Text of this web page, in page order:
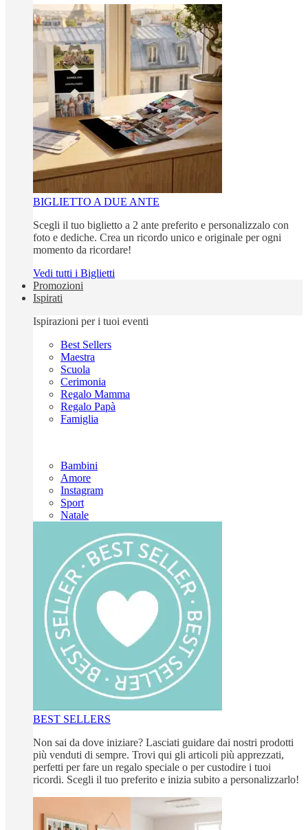
BIGLIETTO A DUE ANTE
Scegli il tuo biglietto a 2 ante preferito e personalizzalo con
foto e dediche. Crea un ricordo unico e originale per ogni
momento da ricordare!
Vedi tutti i Biglietti
Promozioni
Ispirati
Ispirazioni per i tuoi eventi
Best Sellers
Maestra
Scuola
Cerimonia
Regalo Mamma
Regalo Papà
Famiglia
Bambini
Amore
Instagram
Sport
Natale
BEST SELLERS
Non sai da dove iniziare? Lasciati guidare dai nostri prodotti
più venduti di sempre. Trovi qui gli articoli più apprezzati,
perfetti per fare un regalo speciale o per custodire i tuoi
ricordi. Scegli il tuo preferito e inizia subito a personalizzarlo!